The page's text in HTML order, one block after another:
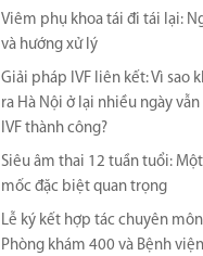
Viêm phụ khoa tái đi tái lại​:
và hướng xử lý
Giải pháp IVF liên kết: Vì sao
ra Hà Nội ở lại nhiều ngày
IVF thành công?
Siêu âm thai 12 tuần tuổi:
mốc đặc biệt quan trọng
Lễ ký kết hợp tác chuyên
Phòng khám 400 và Bệnh